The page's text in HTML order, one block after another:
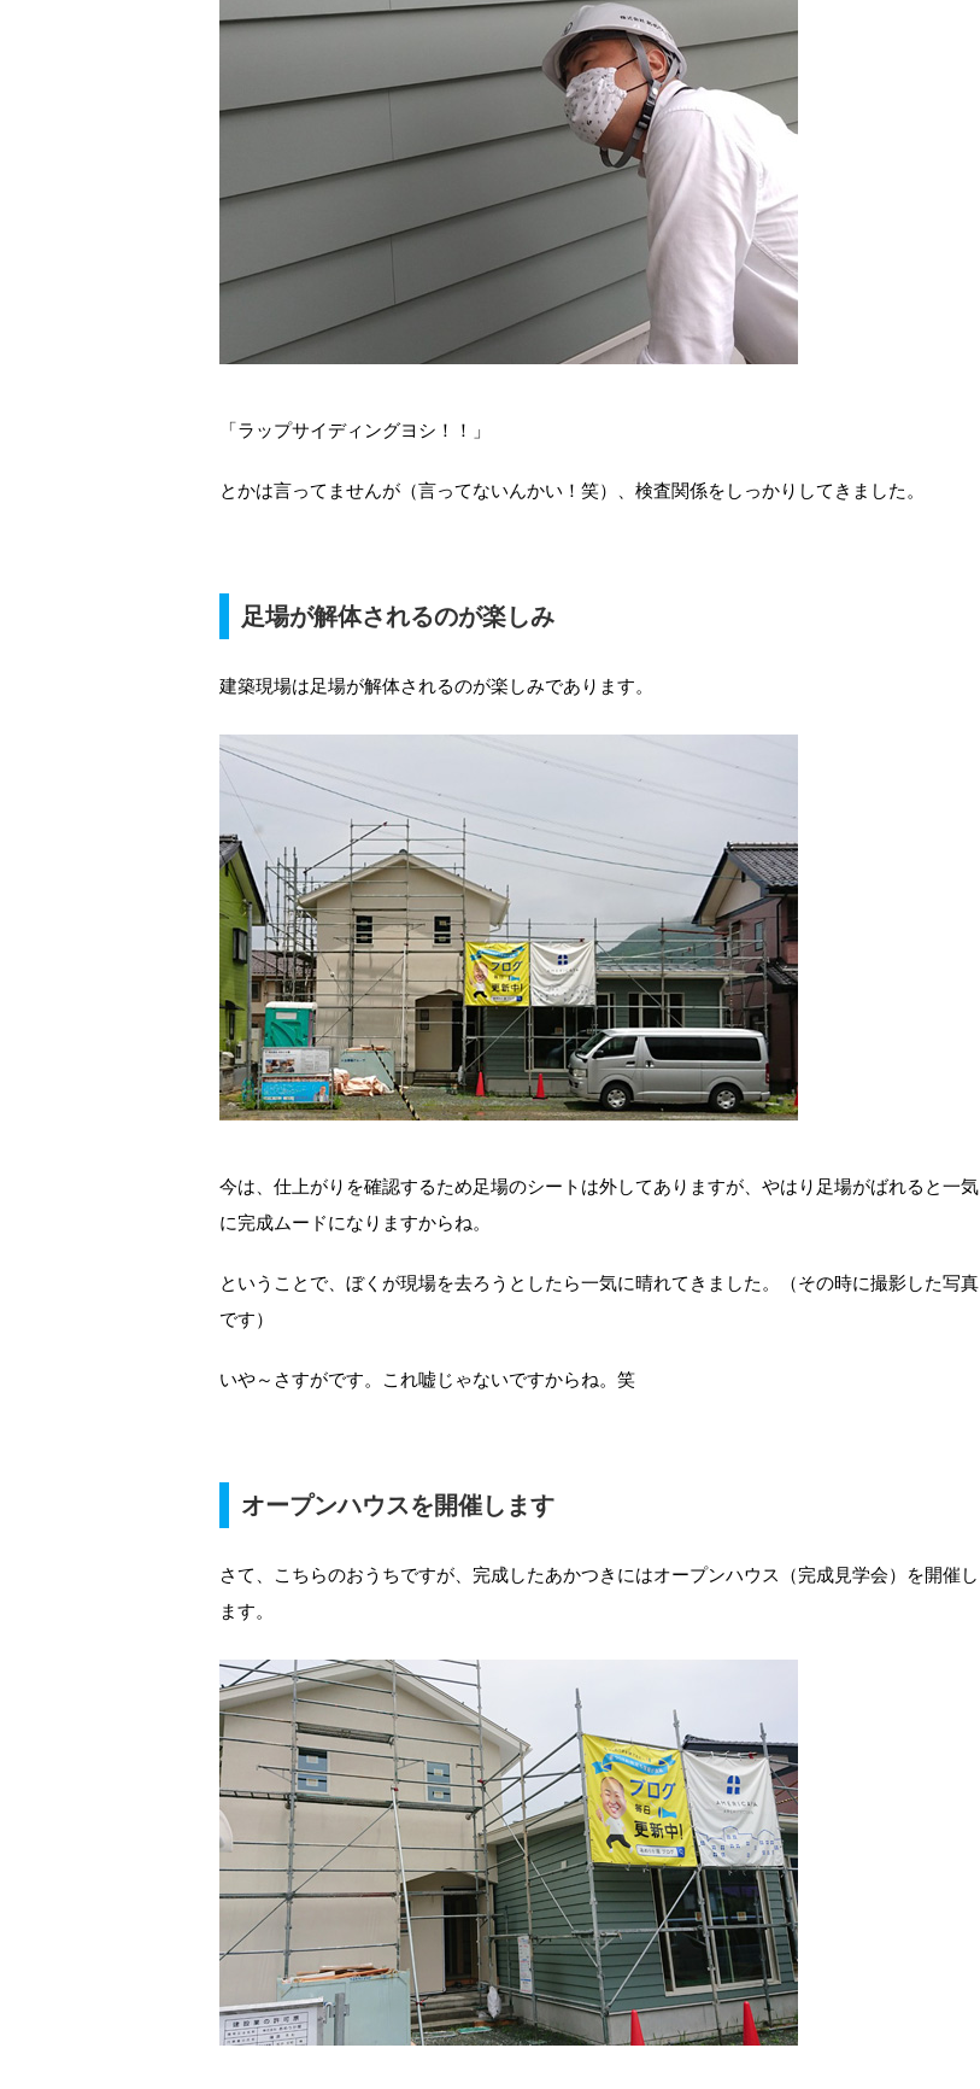
「ラップサイディングヨシ！！」
とかは言ってませんが（言ってないんかい！笑）、検査関係をしっかりしてきました。
足場が解体されるのが楽しみ
建築現場は足場が解体されるのが楽しみであります。
今は、仕上がりを確認するため足場のシートは外してありますが、やはり足場がばれると一気
に完成ムードになりますからね。
ということで、ぼくが現場を去ろうとしたら一気に晴れてきました。（その時に撮影した写真
です）
いや～さすがです。これ嘘じゃないですからね。笑
オープンハウスを開催します
さて、こちらのおうちですが、完成したあかつきにはオープンハウス（完成見学会）を開催し
ます。